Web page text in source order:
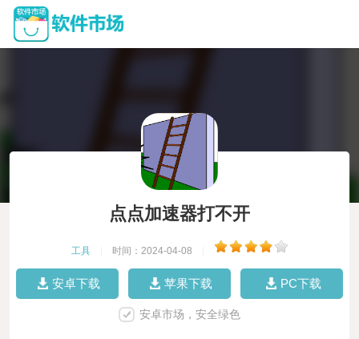
点点加速器打不开
工具 时间：2024-04-08
安卓下载 苹果下载 PC下载
安卓市场，安全绿色